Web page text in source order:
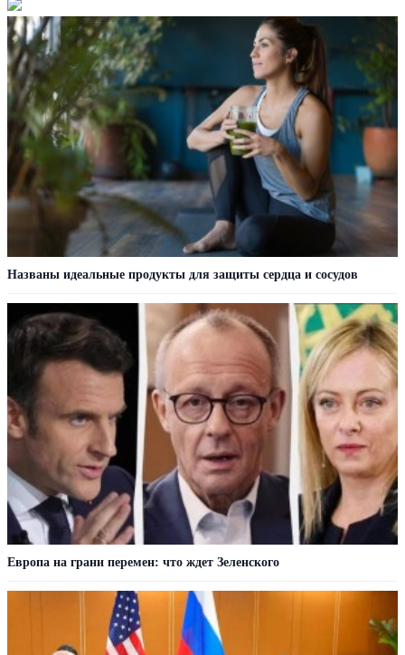
Названы идеальные продукты для защиты сердца и сосудов
Европа на грани перемен: что ждет Зеленского